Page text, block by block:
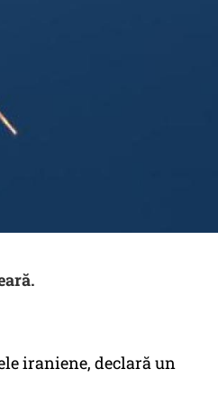
iraniene, declară un